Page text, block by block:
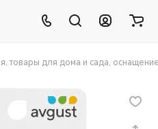
товары для дома и сада,